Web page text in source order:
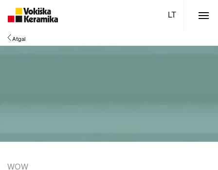
Atgal
WOW
Meniu
Plytelės